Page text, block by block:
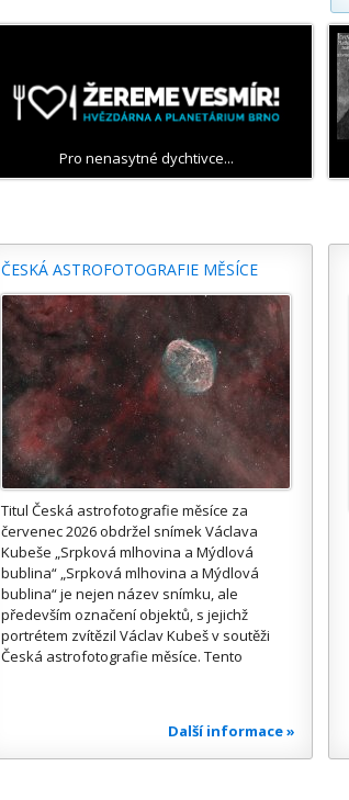
Pro nenasytné dychtivce...
ČESKÁ ASTROFOTOGRAFIE MĚSÍCE
Titul Česká astrofotografie měsíce za
červenec 2026 obdržel snímek Václava
Kubeše „Srpková mlhovina a Mýdlová
bublina“ „Srpková mlhovina a Mýdlová
bublina“ je nejen název snímku, ale
především označení objektů, s jejichž
portrétem zvítězil Václav Kubeš v soutěži
Česká astrofotografie měsíce. Tento
Další informace »